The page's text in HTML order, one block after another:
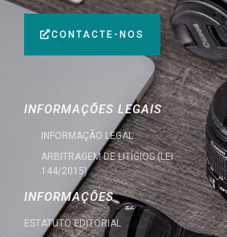
INFORMAÇÕES LEGAIS
INFORMAÇÃO LEGAL
ARBITRAGEM DE LITÍGIOS (LEI
144/2015)
INFORMAÇÕES
ESTATUTO EDITORIAL
CONTACTE-NOS